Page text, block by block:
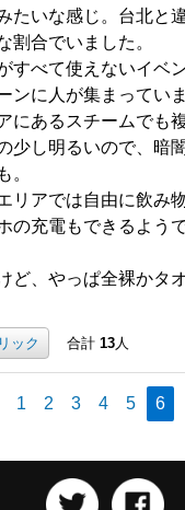
たいな感じ。台北と
割合でいました。
すべて使えないイベ
ンに人が集まってい
にあるスチームでも
少し明るいので、暗
。
リアでは自由に飲み
の充電もできるようで
ど、やっぱ全裸かタ
ック 合計 13人
1 2 3 4 5 6